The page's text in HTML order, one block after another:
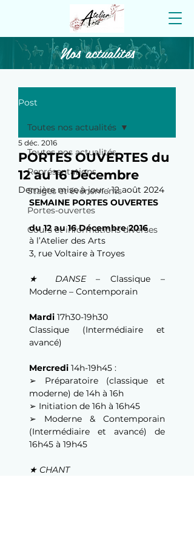
Nos actualités
Post
Toutes nos actualités
Représentations
Stages et évènements
Portes-ouvertes
Cours et informations diverses
Toutes nos actualités
PORTES OUVERTES du
12 au 16 Décembre
5 déc. 2016
Dernière mise à jour :12 août 2024
SEMAINE PORTES OUVERTES
du 12 au 16 Décembre 2016
à l’Atelier des Arts
3, rue Voltaire à Troyes
★ DANSE – Classique –
Moderne – Contemporain
Mardi 17h30-19h30
Classique (Intermédiaire et
avancé)
Mercredi 14h-19h45 :
➢ Préparatoire (classique et
moderne) de 14h à 16h
➢ Initiation de 16h à 16h45
➢ Moderne & Contemporain
(Intermédiaire et avancé) de
16h45 à 19h45
★ CHANT